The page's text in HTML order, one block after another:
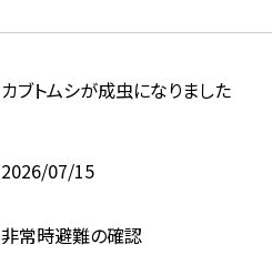
カブトムシが成虫になりました
2026/07/15
非常時避難の確認